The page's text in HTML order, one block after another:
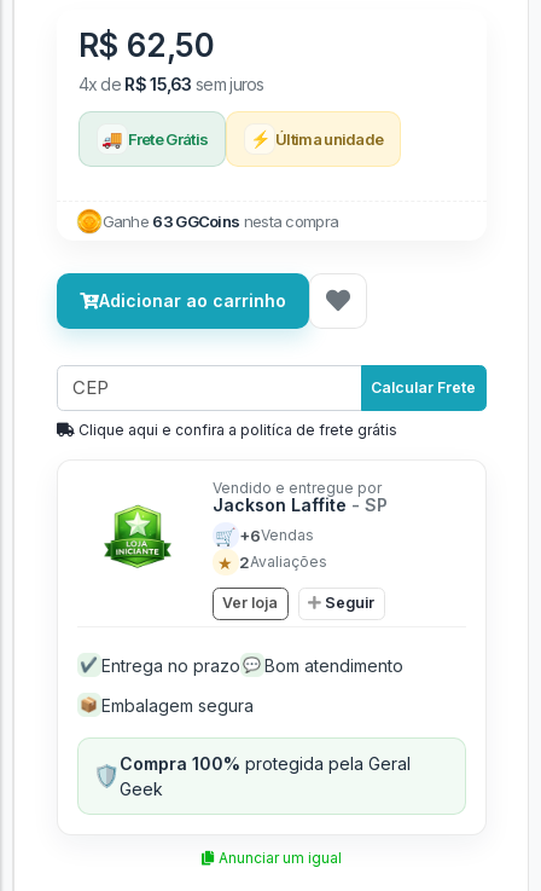
R$ 62,50
4x de R$ 15,63 sem juros
🚚 Frete Grátis ⚡ Última unidade
Ganhe 63 GGCoins nesta compra
Adicionar ao carrinho
Calcular Frete
Clique aqui e confira a politíca de frete grátis
Vendido e entregue por
Jackson Laffite - SP
🛒 +6Vendas
★ 2Avaliações
Ver loja Seguir
✔ Entrega no prazo 💬 Bom atendimento
📦 Embalagem segura
🛡️Compra 100% protegida pela Geral
Geek
Anunciar um igual